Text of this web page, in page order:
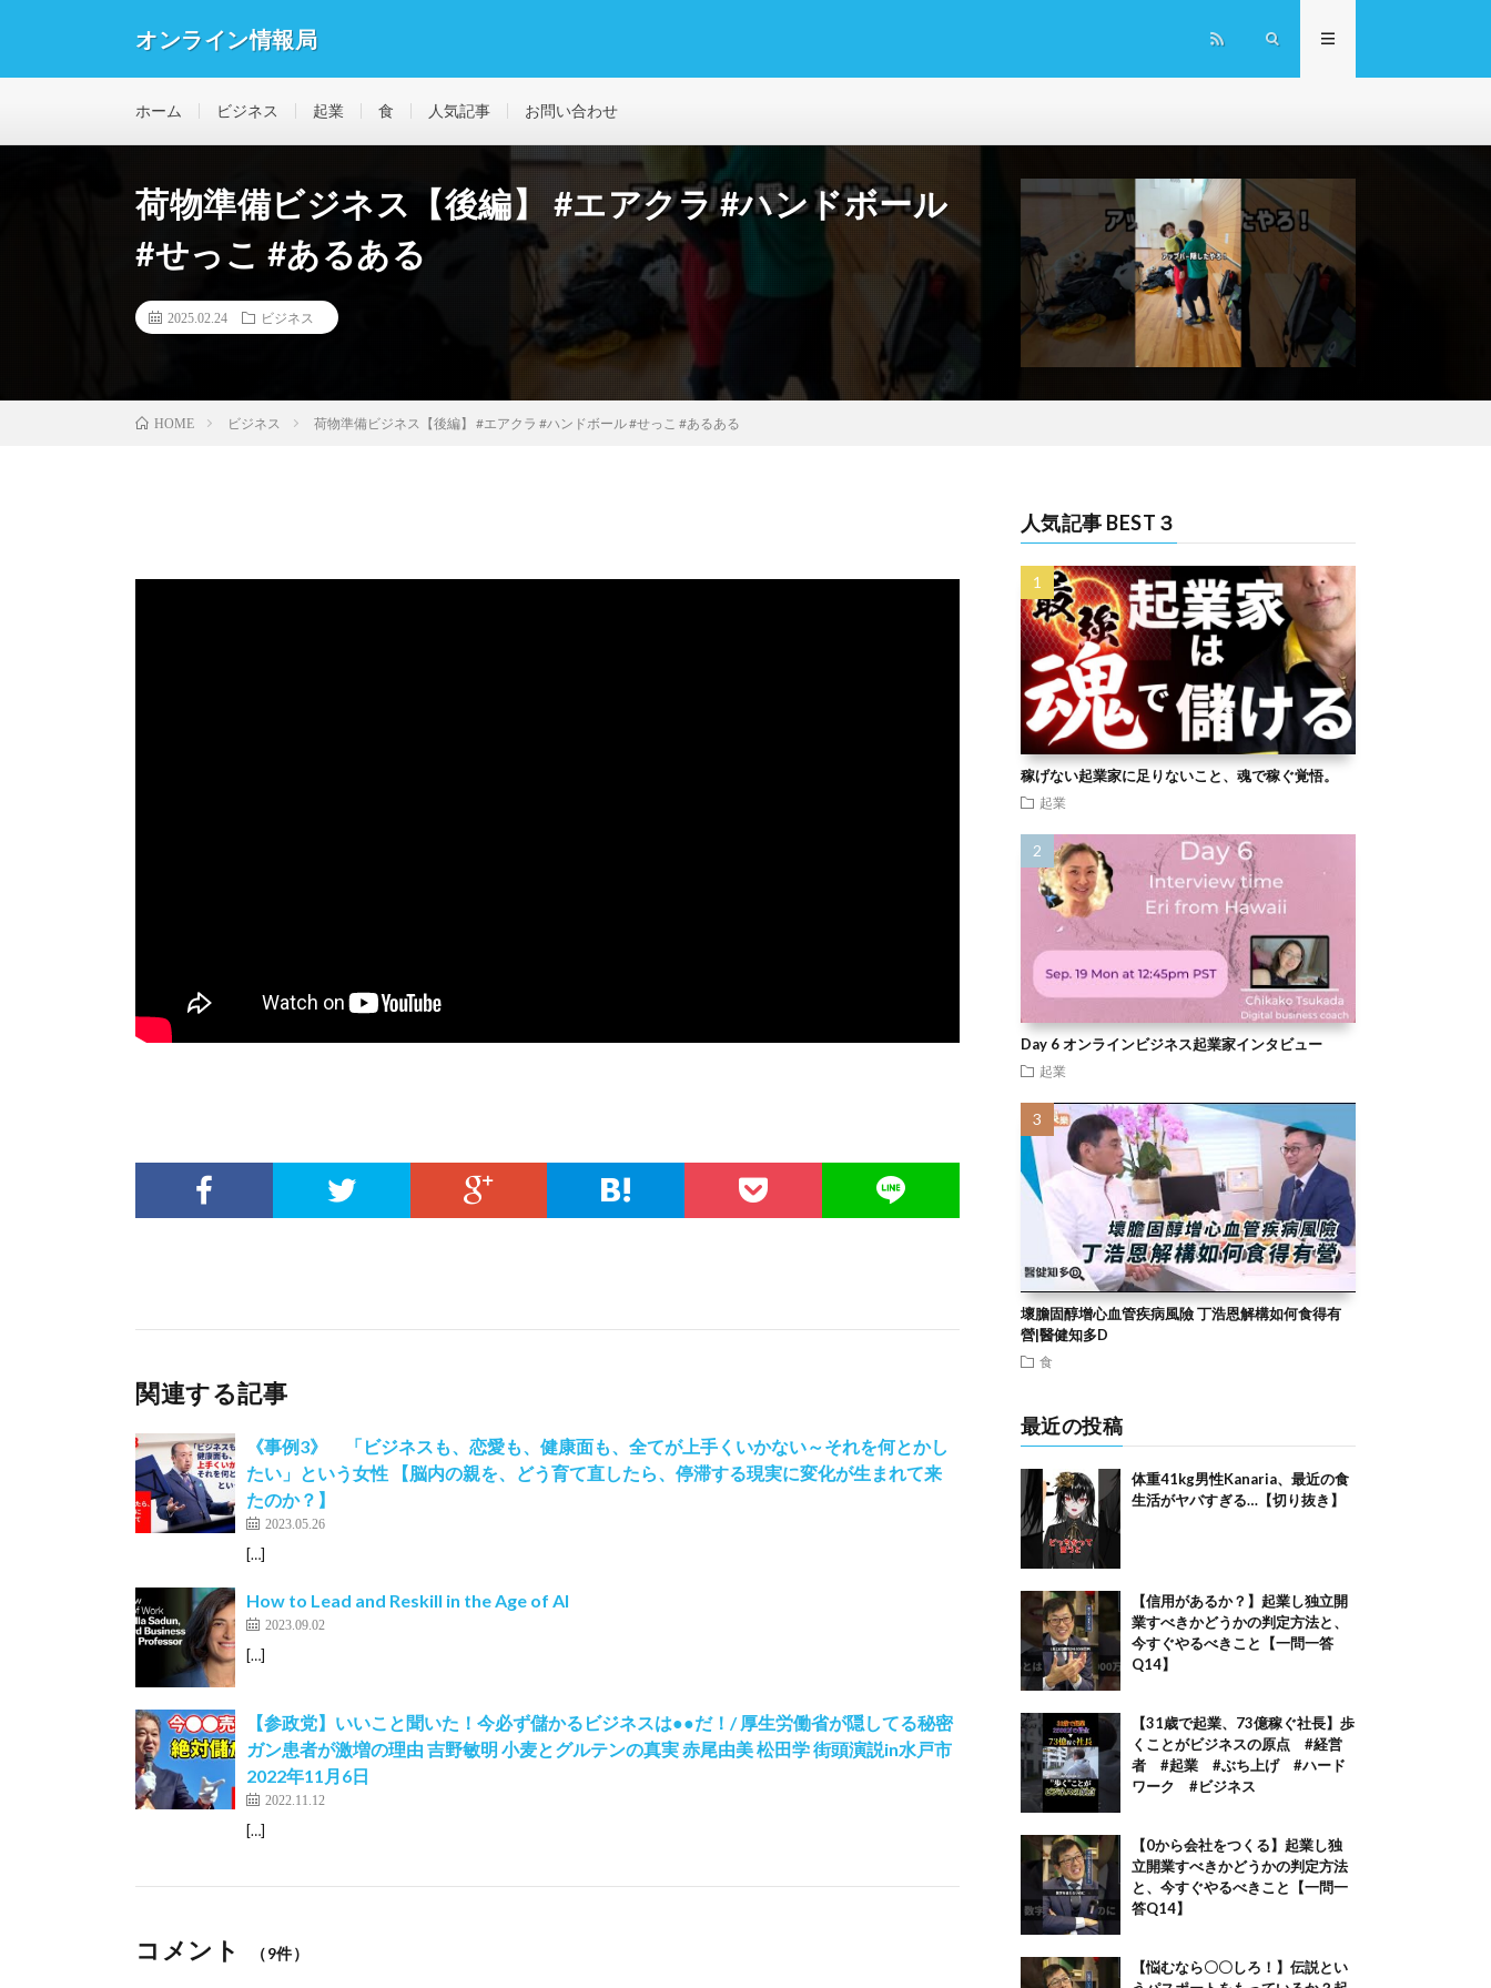
オンライン情報局
ホーム ビジネス 起業 食 人気記事 お問い合わせ
荷物準備ビジネス【後編】 #エアクラ #ハンドボール
#せっこ #あるある
2025.02.24 ビジネス
HOME ビジネス 荷物準備ビジネス【後編】 #エアクラ #ハンドボール #せっこ #あるある
関連する記事
《事例3》 「ビジネスも、恋愛も、健康面も、全てが上手くいかない～それを何とかし
たい」という女性 【脳内の親を、どう育て直したら、停滞する現実に変化が生まれて来
たのか？】
2023.05.26
[…]
How to Lead and Reskill in the Age of AI
2023.09.02
[…]
【参政党】いいこと聞いた！今必ず儲かるビジネスは●●だ！/ 厚生労働省が隠してる秘密
ガン患者が激増の理由 吉野敏明 小麦とグルテンの真実 赤尾由美 松田学 街頭演説in水戸市
2022年11月6日
2022.11.12
[…]
コメント （9件）
人気記事 BEST３
稼げない起業家に足りないこと、魂で稼ぐ覚悟。
起業
Day 6 オンラインビジネス起業家インタビュー
起業
壞膽固醇增心血管疾病風險 丁浩恩解構如何食得有
營|醫健知多D
食
最近の投稿
体重41kg男性Kanaria、最近の食
生活がヤバすぎる…【切り抜き】
【信用があるか？】起業し独立開
業すべきかどうかの判定方法と、
今すぐやるべきこと【一問一答
Q14】
【31歳で起業、73億稼ぐ社長】歩
くことがビジネスの原点 #経営
者 #起業 #ぶち上げ #ハード
ワーク #ビジネス
【0から会社をつくる】起業し独
立開業すべきかどうかの判定方法
と、今すぐやるべきこと【一問一
答Q14】
【悩むなら〇〇しろ！】伝説とい